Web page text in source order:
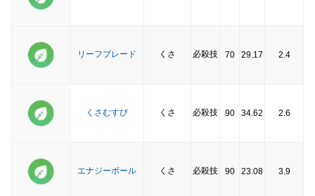
リーフブレード くさ 必殺技 70 29.17 2.4
くさむすび くさ 必殺技 90 34.62 2.6
エナジーボール くさ 必殺技 90 23.08 3.9